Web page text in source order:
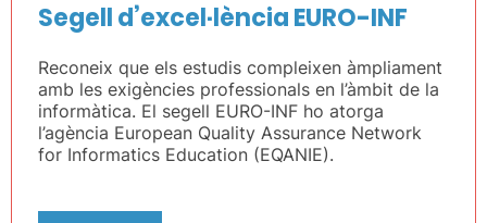
Segell d’excel·lència EURO-INF
Reconeix que els estudis compleixen àmpliament
amb les exigències professionals en l’àmbit de la
informàtica. El segell EURO-INF ho atorga
l’agència European Quality Assurance Network
for Informatics Education (EQANIE).